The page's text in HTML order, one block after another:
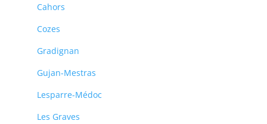
Cahors
Cozes
Gradignan
Gujan-Mestras
Lesparre-Médoc
Les Graves